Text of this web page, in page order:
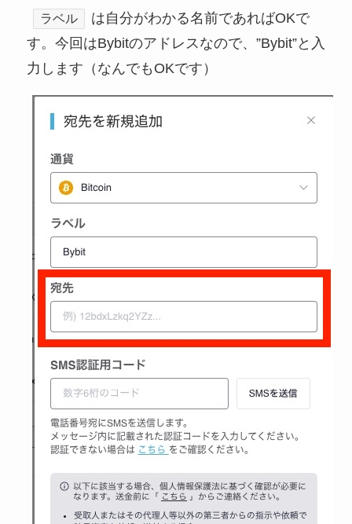
ラベル
は自分がわかる名前であればOKで
す。今回はBybitのアドレスなので、”Bybit”と入
力します（なんでもOKです）